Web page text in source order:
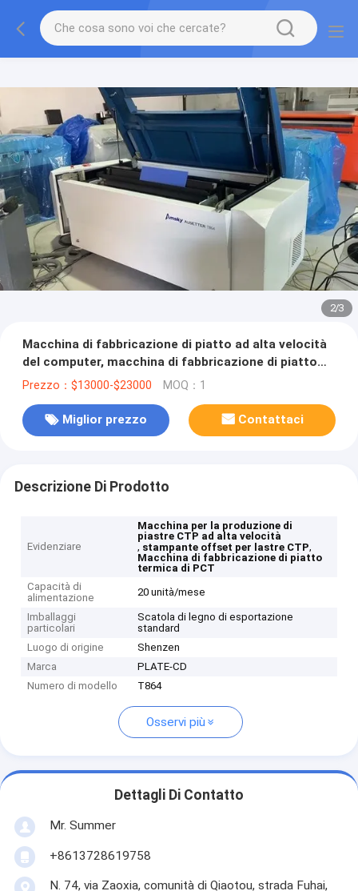
2/3
Macchina di fabbricazione di piatto ad alta velocità
del computer, macchina di fabbricazione di piatto
termica di PCT, macchina di fabbricazione di piatto
Prezzo：$13000-$23000 MOQ：1
Miglior prezzo Contattaci
Descrizione Di Prodotto
Evidenziare
Macchina per la produzione di
piastre CTP ad alta velocità
, stampante offset per lastre CTP,
Macchina di fabbricazione di piatto
termica di PCT
Capacità di
alimentazione
20 unità/mese
Imballaggi
particolari
Scatola di legno di esportazione
standard
Luogo di origine
Shenzen
Marca
PLATE-CD
Numero di modello
T864
Osservi più
Dettagli Di Contatto
Mr. Summer
+8613728619758
N. 74, via Zaoxia, comunità di Qiaotou, strada Fuhai,